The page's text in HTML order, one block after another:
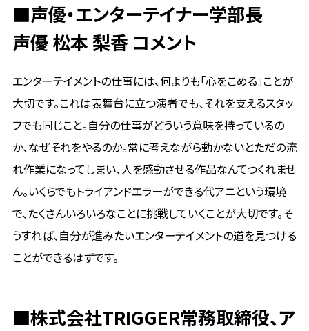
■声優・エンターテイナー学部長
声優 松本 梨香 コメント
エンターテイメントの仕事には、何よりも「心をこめる」ことが
大切です。これは表舞台に立つ演者でも、それを支えるスタッ
フでも同じこと。自分の仕事がどういう意味を持っているの
か、なぜそれをやるのか。常に考えながら動かないとただの流
れ作業になってしまい、人を感動させる作品なんてつくれませ
ん。いくらでもトライアンドエラーができる代アニという環境
で、たくさんいろいろなことに挑戦していくことが大切です。そ
うすれば、自分が進みたいエンターテイメントの道を見つける
ことができるはずです。
■株式会社TRIGGER常務取締役、ア